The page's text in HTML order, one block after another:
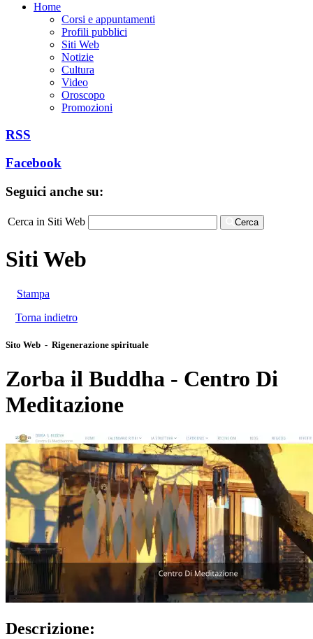
Home
Corsi e appuntamenti
Profili pubblici
Siti Web
Notizie
Cultura
Video
Oroscopo
Promozioni
RSS
Facebook
Seguici anche su:
Cerca in Siti Web Cerca
Siti Web
Stampa
Torna indietro
Sito Web - Rigenerazione spirituale
Zorba il Buddha - Centro Di
Meditazione
Descrizione: